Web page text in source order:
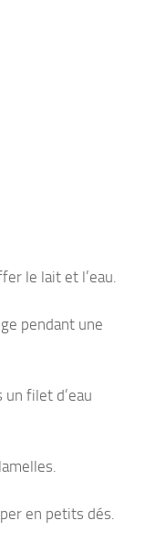
le lait et l’eau.
pendant une
filet d’eau
en petits dés.